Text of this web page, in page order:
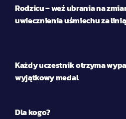
Rodzicu – weź ubrania na
uwiecznienia uśmiechu za
Każdy uczestnik otrzyma
wyjątkowy medal
Dla kogo?